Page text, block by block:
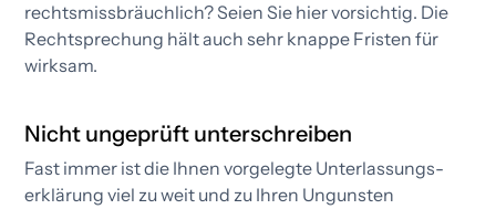
rechtsmissbräuchlich? Seien Sie hier vorsichtig. Die
Rechtsprechung hält auch sehr knappe Fristen für
wirksam.
Nicht ungeprüft unterschreiben
Fast immer ist die Ihnen vorgelegte Unterlassungs­
erklärung viel zu weit und zu Ihren Ungunsten